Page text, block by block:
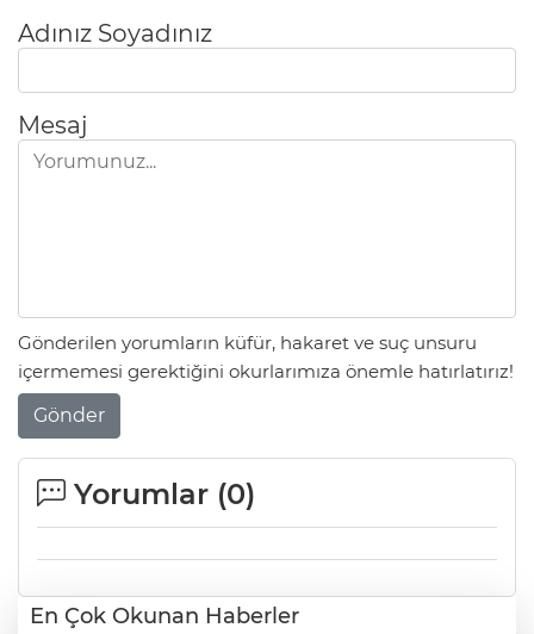
Adınız Soyadınız
Mesaj
Gönderilen yorumların küfür, hakaret ve suç unsuru
içermemesi gerektiğini okurlarımıza önemle hatırlatırız!
Gönder
Yorumlar (0)
En Çok Okunan Haberler